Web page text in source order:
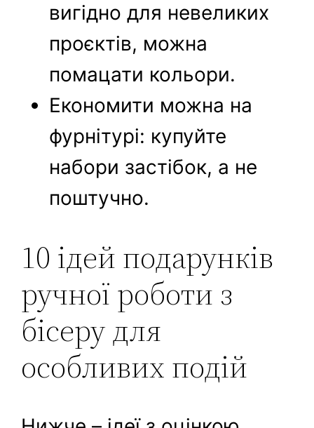
вигідно для невеликих
проєктів, можна
помацати кольори.
Економити можна на
фурнітурі: купуйте
набори застібок, а не
поштучно.
10 ідей подарунків
ручної роботи з
бісеру для
особливих подій